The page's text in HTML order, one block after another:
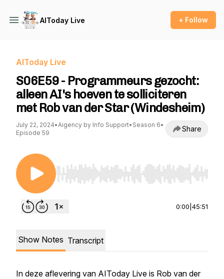
AIToday Live + Follow
AIToday Live
S06E59 - Programmeurs gezocht:
alleen AI's hoeven te solliciteren
met Rob van der Star (Windesheim)
July 22, 2024•Aigency by Info Support• Season 6•
Episode 59
Share
Use Left/Right to seek, Home/End to jump to
0:00 45:51
Show Notes Transcript
In deze aflevering van AIToday Live is Rob van der